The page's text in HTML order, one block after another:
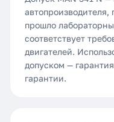
прошло
соответствует
двигателей.
допуском —
гарантии.